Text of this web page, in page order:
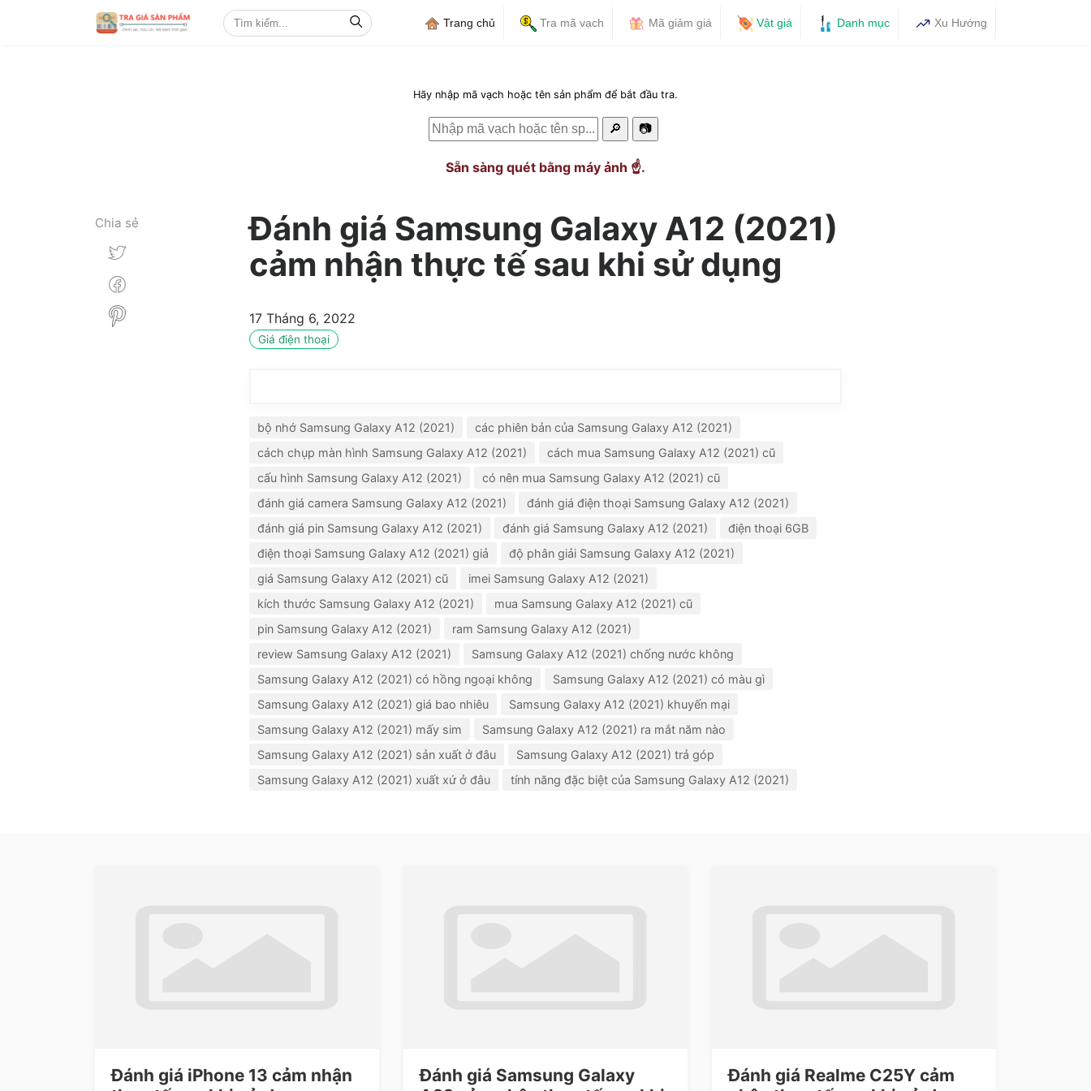
Trang chủ Tra mã vạch Mã giảm giá Vật giá Danh mục Xu Hướng
Hãy nhập mã vạch hoặc tên sản phẩm để bắt đầu tra.
🔎 📷
Sẵn sàng quét bằng máy ảnh ☝️.
Chia sẻ
Đánh giá Samsung Galaxy A12 (2021)
cảm nhận thực tế sau khi sử dụng
17 Tháng 6, 2022
Giá điện thoại
bộ nhớ Samsung Galaxy A12 (2021)
các phiên bản của Samsung Galaxy A12 (2021)
cách chụp màn hình Samsung Galaxy A12 (2021)
cách mua Samsung Galaxy A12 (2021) cũ
cấu hình Samsung Galaxy A12 (2021)
có nên mua Samsung Galaxy A12 (2021) cũ
đánh giá camera Samsung Galaxy A12 (2021)
đánh giá điện thoại Samsung Galaxy A12 (2021)
đánh giá pin Samsung Galaxy A12 (2021)
đánh giá Samsung Galaxy A12 (2021)
điện thoại 6GB
điện thoại Samsung Galaxy A12 (2021) giả
độ phân giải Samsung Galaxy A12 (2021)
giá Samsung Galaxy A12 (2021) cũ
imei Samsung Galaxy A12 (2021)
kích thước Samsung Galaxy A12 (2021)
mua Samsung Galaxy A12 (2021) cũ
pin Samsung Galaxy A12 (2021)
ram Samsung Galaxy A12 (2021)
review Samsung Galaxy A12 (2021)
Samsung Galaxy A12 (2021) chống nước không
Samsung Galaxy A12 (2021) có hồng ngoại không
Samsung Galaxy A12 (2021) có màu gì
Samsung Galaxy A12 (2021) giá bao nhiêu
Samsung Galaxy A12 (2021) khuyến mại
Samsung Galaxy A12 (2021) mấy sim
Samsung Galaxy A12 (2021) ra mắt năm nào
Samsung Galaxy A12 (2021) sản xuất ở đâu
Samsung Galaxy A12 (2021) trả góp
Samsung Galaxy A12 (2021) xuất xứ ở đâu
tính năng đặc biệt của Samsung Galaxy A12 (2021)
Đánh giá iPhone 13 cảm nhận
Đánh giá Samsung Galaxy
Đánh giá Realme C25Y cảm